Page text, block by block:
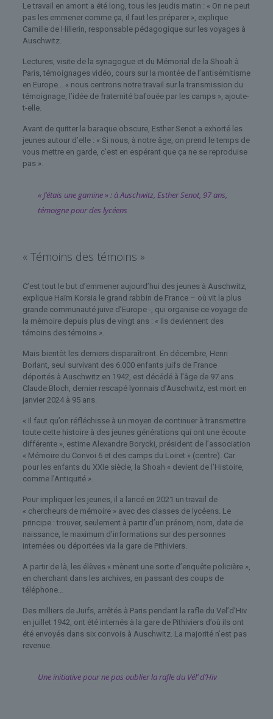
Le travail en amont a été long, tous les jeudis matin : « On ne peut
pas les emmener comme ça, il faut les préparer », explique
Camille de Hillerin, responsable pédagogique sur les voyages à
Auschwitz.
Lectures, visite de la synagogue et du Mémorial de la Shoah à
Paris, témoignages vidéo, cours sur la montée de l’antisémitisme
en Europe… « nous centrons notre travail sur la transmission du
témoignage, l’idée de fraternité bafouée par les camps », ajoute-
t-elle.
Avant de quitter la baraque obscure, Esther Senot a exhorté les
jeunes autour d’elle : « Si nous, à notre âge, on prend le temps de
vous mettre en garde, c’est en espérant que ça ne se reproduise
pas ».
« J’étais une gamine » : à Auschwitz, Esther Senot, 97 ans,
témoigne pour des lycéens
« Témoins des témoins »
C’est tout le but d’emmener aujourd’hui des jeunes à Auschwitz,
explique Haïm Korsia le grand rabbin de France – où vit la plus
grande communauté juive d’Europe -, qui organise ce voyage de
la mémoire depuis plus de vingt ans : « Ils deviennent des
témoins des témoins ».
Mais bientôt les derniers disparaîtront. En décembre, Henri
Borlant, seul survivant des 6.000 enfants juifs de France
déportés à Auschwitz en 1942, est décédé à l’âge de 97 ans.
Claude Bloch, dernier rescapé lyonnais d’Auschwitz, est mort en
janvier 2024 à 95 ans.
« Il faut qu’on réfléchisse à un moyen de continuer à transmettre
toute cette histoire à des jeunes générations qui ont une écoute
différente », estime Alexandre Borycki, président de l’association
« Mémoire du Convoi 6 et des camps du Loiret » (centre). Car
pour les enfants du XXIe siècle, la Shoah « devient de l’Histoire,
comme l’Antiquité ».
Pour impliquer les jeunes, il a lancé en 2021 un travail de
« chercheurs de mémoire » avec des classes de lycéens. Le
principe : trouver, seulement à partir d’un prénom, nom, date de
naissance, le maximum d’informations sur des personnes
internées ou déportées via la gare de Pithiviers.
A partir de là, les élèves « mènent une sorte d’enquête policière »,
en cherchant dans les archives, en passant des coups de
téléphone…
Des milliers de Juifs, arrêtés à Paris pendant la rafle du Vel’d’Hiv
en juillet 1942, ont été internés à la gare de Pithiviers d’où ils ont
été envoyés dans six convois à Auschwitz. La majorité n’est pas
revenue.
Une initiative pour ne pas oublier la rafle du Vél’ d’Hiv